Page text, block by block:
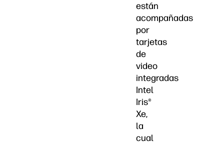
están
acompañadas
por
tarjetas
de
video
integradas
Intel
Iris®
Xe,
la
cual